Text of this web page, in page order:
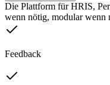
Die Plattform für HRIS,
wenn nötig, modular wenn
Feedback